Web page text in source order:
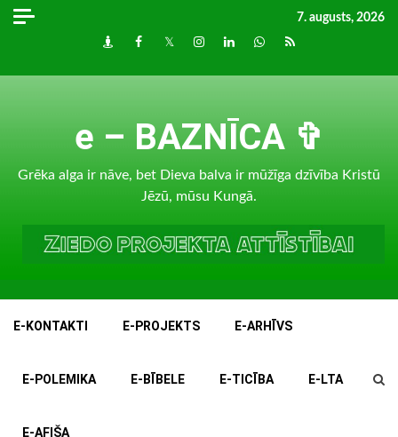
Skip
7. augusts, 2026
DraugiemFacebook
TwitterInstagram
LinkedInwhatsapp
RSS
e – BAZNĪCA ✞
Grēka alga ir nāve, bet Dieva balva ir mūžīga dzīvība Kristū
Jēzū, mūsu Kungā.
E-KONTAKTI E-PROJEKTS E-ARHĪVS
E-POLEMIKA E-BĪBELE E-TICĪBA E-LTA
E-AFIŠA